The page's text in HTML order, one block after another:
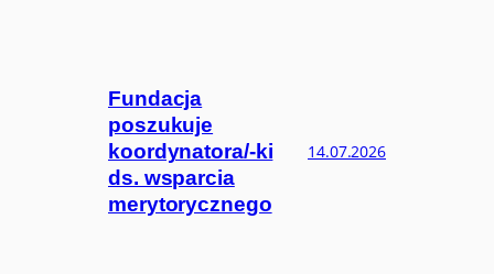
Fundacja
poszukuje
koordynatora/-ki
ds. wsparcia
merytorycznego
14.07.2026